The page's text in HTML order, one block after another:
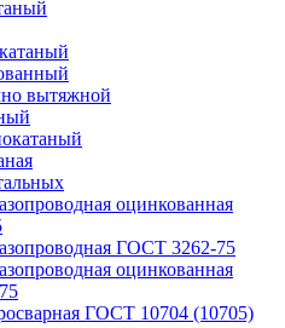
вытяжной
оцинкованная
ГОСТ 3262-75
оцинкованная
ГОСТ 10704 (10705)